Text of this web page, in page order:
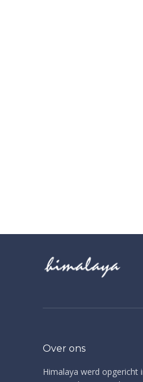
Over ons
Himalaya werd opgericht